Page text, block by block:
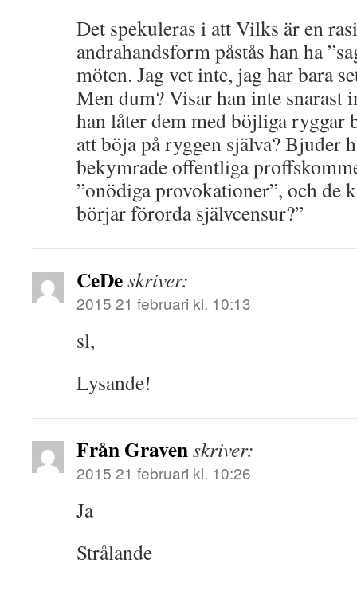
Det spekuleras i att Vilks är en
andrahandsform påstås han ha
möten. Jag vet inte, jag har bara
Men dum? Visar han inte snarast
han låter dem med böjliga ryggar
att böja på ryggen själva? Bjuder
bekymrade offentliga
”onödiga provokationer”, och de
börjar förorda självcensur?”
CeDeskriver:
2015 21 februari kl. 10:13
sl,
Lysande!
Från Gravenskriver:
2015 21 februari kl. 10:26
Ja
Strålande